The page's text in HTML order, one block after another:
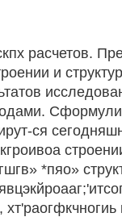
расчетов.
и
ся
*пяо»